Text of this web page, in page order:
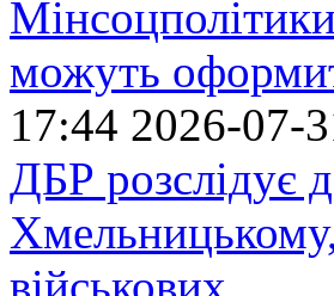
можуть
17:44 2026-07-
ДБР розслідує
військових